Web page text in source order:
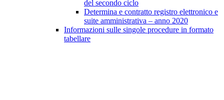
del secondo ciclo
Determina e contratto registro elettronico e
suite amministrativa – anno 2020
Informazioni sulle singole procedure in formato
tabellare